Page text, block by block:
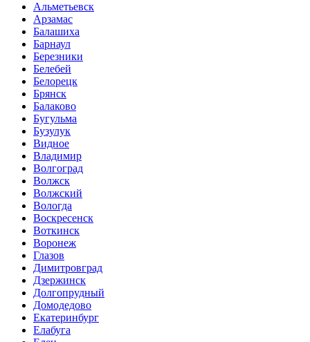
Альметьевск
Арзамас
Балашиха
Барнаул
Березники
Белебей
Белорецк
Брянск
Балаково
Бугульма
Бузулук
Видное
Владимир
Волгоград
Волжск
Волжский
Вологда
Воскресенск
Воткинск
Воронеж
Глазов
Димитровград
Дзержинск
Долгопрудный
Домодедово
Екатеринбург
Елабуга